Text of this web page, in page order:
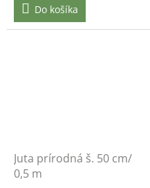
Do košíka
Juta prírodná š. 50 cm/
0,5 m